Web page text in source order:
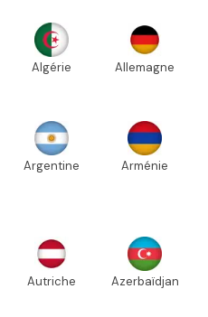
Algérie Allemagne
Argentine Arménie
Autriche Azerbaïdjan